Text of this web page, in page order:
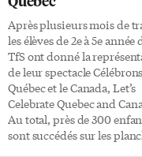
Après plusieurs mois de
les élèves de 2e à 5e année
TfS ont donné la
de leur spectacle
Québec et le Canada, Let’s
Celebrate Quebec and
Au total, près de 300
sont succédés sur les